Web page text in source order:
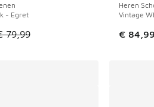
naar € 55,00
- Egret
is in de uitverkoop. Dit artikel is
79,99
Heren
Vintage
€ 84,99